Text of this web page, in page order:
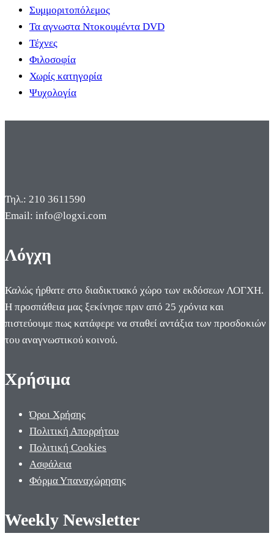
Συμμοριτοπόλεμος
Τα αγνωστα Ντοκουμέντα DVD
Τέχνες
Φιλοσοφία
Χωρίς κατηγορία
Ψυχολογία
Τηλ.: 210 3611590
Email: info@logxi.com
Λόγχη
Καλώς ήρθατε στο διαδικτυακό χώρο των εκδόσεων ΛΟΓΧΗ.
Η προσπάθεια μας ξεκίνησε πριν από 25 χρόνια και
πιστεύουμε πως κατάφερε να σταθεί αντάξια των προσδοκιών
του αναγνωστικού κοινού.
Χρήσιμα
Όροι Χρήσης
Πολιτική Απορρήτου
Πολιτική Cookies
Ασφάλεια
Φόρμα Υπαναχώρησης
Weekly Newsletter